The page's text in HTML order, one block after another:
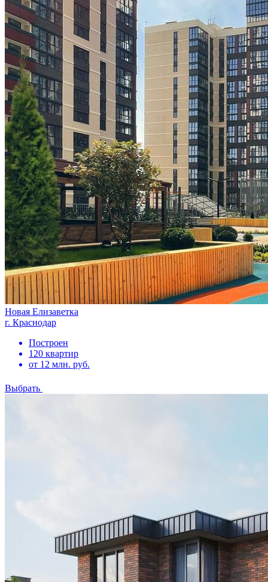
Новая Елизаветка
г. Краснодар
Построен
120 квартир
от 12 млн. руб.
Выбрать